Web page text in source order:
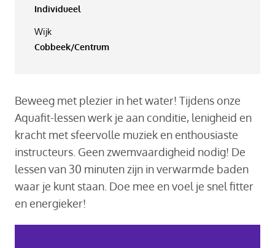
Individueel
Wijk
Cobbeek/Centrum
Beweeg met plezier in het water! Tijdens onze
Aquafit-lessen werk je aan conditie, lenigheid en
kracht met sfeervolle muziek en enthousiaste
instructeurs. Geen zwemvaardigheid nodig! De
lessen van 30 minuten zijn in verwarmde baden
waar je kunt staan. Doe mee en voel je snel fitter
en energieker!